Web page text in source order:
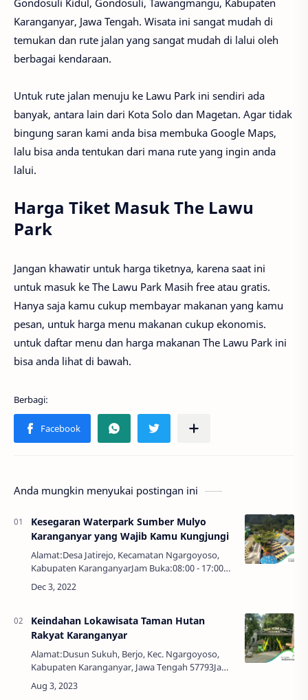
Karanganyar, Jawa Tengah. Wisata ini sangat mudah di
temukan dan rute jalan yang sangat mudah di lalui oleh
berbagai kendaraan.
Untuk rute jalan menuju ke Lawu Park ini sendiri ada
banyak, antara lain dari Kota Solo dan Magetan. Agar tidak
bingung saran kami anda bisa membuka Google Maps,
lalu bisa anda tentukan dari mana rute yang ingin anda
lalui.
Harga Tiket Masuk The Lawu
Park
Jangan khawatir untuk harga tiketnya, karena saat ini
untuk masuk ke The Lawu Park Masih free atau gratis.
Hanya saja kamu cukup membayar makanan yang kamu
pesan, untuk harga menu makanan cukup ekonomis.
untuk daftar menu dan harga makanan The Lawu Park ini
bisa anda lihat di bawah.
Anda mungkin menyukai postingan ini
Kesegaran Waterpark Sumber Mulyo
Karanganyar yang Wajib Kamu Kungjungi
Alamat:Desa Jatirejo, Kecamatan Ngargoyoso,
Kabupaten KaranganyarJam Buka:08:00 - 17:00
WIBHarga Tiket:Rp. 15.000,00 - Rp.
25.000,00Sumber Mulyo Waterpark salah satu
Keindahan Lokawisata Taman Hutan
Rakyat Karanganyar
Alamat:Dusun Sukuh, Berjo, Kec. Ngargoyoso,
Kabupaten Karanganyar, Jawa Tengah 57793Jam
Buka:08:00 - 18:00 WIBTelepon:0812-2271-
1114Harga Tiket:Rp. 4.000,00Keindahan